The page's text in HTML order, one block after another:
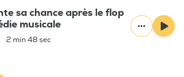
sa chance après le flop
musicale
2 min 48 sec